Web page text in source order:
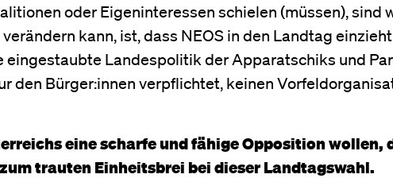
oder Eigeninteressen schielen (müssen), sind
kann, ist, dass NEOS in den Landtag
eingestaubte Landespolitik der Apparatschiks und
den Bürger:innen verpflichtet, keinen
eine scharfe und fähige Opposition
trauten Einheitsbrei bei dieser Landtagswahl.